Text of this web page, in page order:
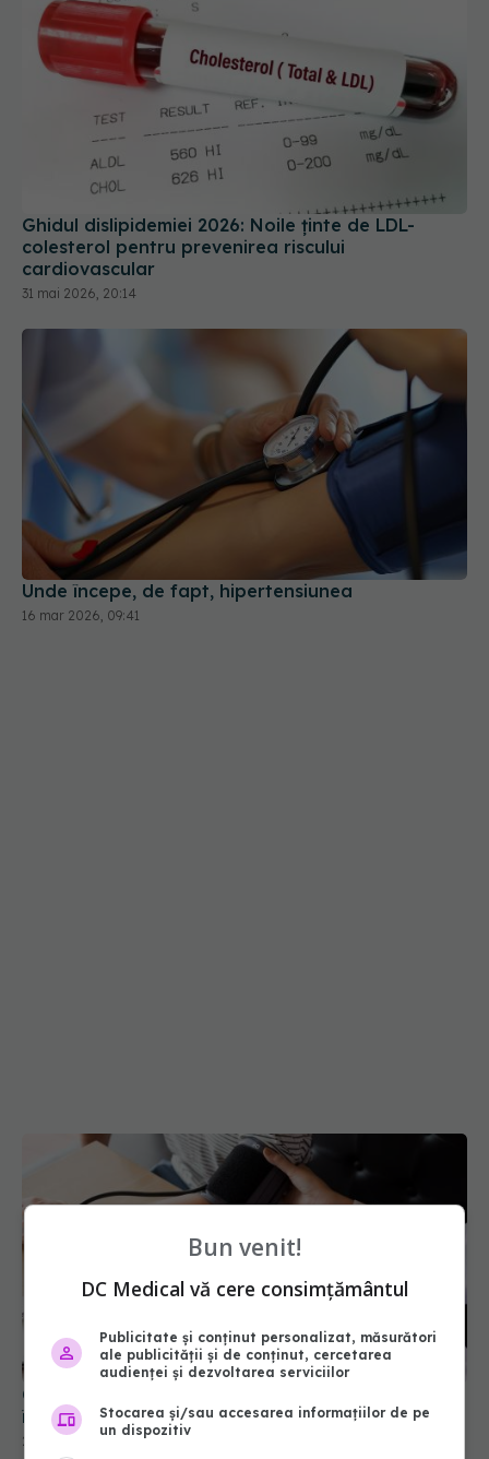
Ghidul dislipidemiei 2026: Noile ținte de LDL-
colesterol pentru prevenirea riscului
cardiovascular
31 mai 2026, 20:14
Unde începe, de fapt, hipertensiunea
16 mar 2026, 09:41
Oscilațiile tensiunii arteriale, inamicul tăcut care
îmbătrânește creierul cu șapte ani
26 mai 2026, 13:17
Bun venit!
DC Medical vă cere consimțământul
Publicitate și conținut personalizat, măsurători
ale publicității și de conținut, cercetarea
audienței și dezvoltarea serviciilor
Stocarea și/sau accesarea informațiilor de pe
un dispozitiv